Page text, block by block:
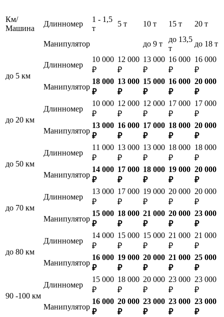
Км/
Машина
Длинномер
1 - 1,5
т
5 т 10 т 15 т 20 т
Манипулятор до 9 т
до 13,5
т
до 18 т
до 5 км
Длинномер
10 000
₽
12 000
₽
13 000
₽
16 000
₽
16 000
₽
Манипулятор
18 000
₽
13 000
₽
15 000
₽
16 000
₽
20 000
₽
до 20 км
Длинномер
10 000
₽
12 000
₽
12 000
₽
17 000
₽
17 000
₽
Манипулятор
13 000
₽
16 000
₽
17 000
₽
18 000
₽
20 000
₽
до 50 км
Длинномер
11 000
₽
13 000
₽
13 000
₽
18 000
₽
18 000
₽
Манипулятор
14 000
₽
17 000
₽
18 000
₽
19 000
₽
20 000
₽
до 70 км
Длинномер
13 000
₽
17 000
₽
19 000
₽
20 000
₽
20 000
₽
Манипулятор
15 000
₽
18 000
₽
21 000
₽
20 000
₽
23 000
₽
до 80 км
Длинномер
14 000
₽
15 000
₽
15 000
₽
21 000
₽
21 000
₽
Манипулятор
16 000
₽
19 000
₽
20 000
₽
21 000
₽
25 000
₽
90 -100 км
Длинномер
15 000
₽
18 000
₽
20 000
₽
23 000
₽
23 000
₽
Манипулятор
16 000
₽
20 000
₽
23 000
₽
23 000
₽
23 000
₽